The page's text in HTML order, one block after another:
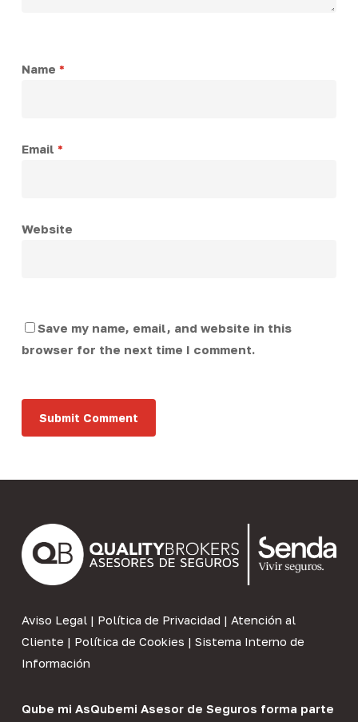
Name *
Email *
Website
Save my name, email, and website in this
browser for the next time I comment.
Aviso Legal| Política de Privacidad | Atención al
Cliente | Política de Cookies | Sistema Interno de
Información
Qube mi AsQubemi Asesor de Seguros forma parte